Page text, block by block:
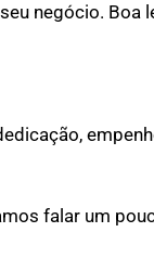
negócio. Boa
falar um